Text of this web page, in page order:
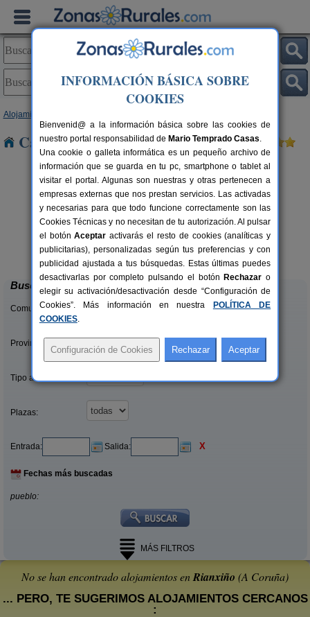
Alojamientos
Casas Rurales cerca de Rianxiño
26+4 pers.
desde40 €
Abeiro da Loba
Sobrado (A Coruña)
Buscar
Comunidades:
Provincias/Islas:
Tipo alquiler:
Plazas:
Entrada: Salida: X
Fechas más buscadas
pueblo:
MÁS FILTROS
No se han encontrado alojamientos enRianxiño (A Coruña)
... PERO, TE SUGERIMOS ALOJAMIENTOS CERCANOS
:
INFORMACIÓN BÁSICA SOBRE
COOKIES
Bienvenid@ a la información básica sobre las cookies de
nuestro portal responsabilidad de Mario Temprado Casas.
Una cookie o galleta informática es un pequeño archivo de
información que se guarda en tu pc, smartphone o tablet al
visitar el portal. Algunas son nuestras y otras pertenecen a
empresas externas que nos prestan servicios. Las activadas
y necesarias para que todo funcione correctamente son las
Cookies Técnicas y no necesitan de tu autorización. Al pulsar
el botónAceptar activarás el resto de cookies (analíticas y
publicitarias), personalizadas según tus preferencias y con
publicidad ajustada a tus búsquedas. Estas últimas puedes
desactivarlas por completo pulsando el botón Rechazar o
elegir su activación/desactivación desde “Configuración de
Cookies”. Más información en nuestra
POLÍTICA DE
COOKIES.